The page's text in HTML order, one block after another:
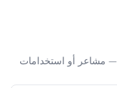
مشاعر أو استخدامات